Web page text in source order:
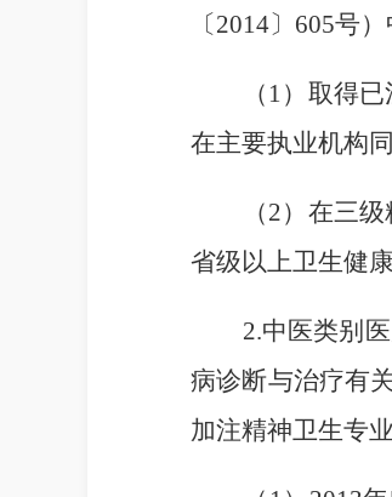
〔2014〕 605号）
（ 1）取得
在主要执业机构同
（2）在三
省级以上卫生健
2.中医类别
病诊断与治疗有
加注精神卫生专